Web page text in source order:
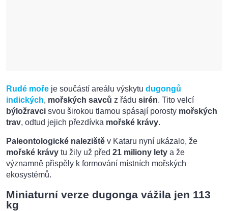
Rudé moře je součástí areálu výskytu dugongů
indických, mořských savců z řádu sirén. Tito velcí
býložravci svou širokou tlamou spásají porosty mořských
trav, odtud jejich přezdívka mořské krávy.
Paleontologické naleziště v Kataru nyní ukázalo, že
mořské krávy tu žily už před 21 miliony lety a že
významně přispěly k formování místních mořských
ekosystémů.
Miniaturní verze dugonga vážila jen 113
kg